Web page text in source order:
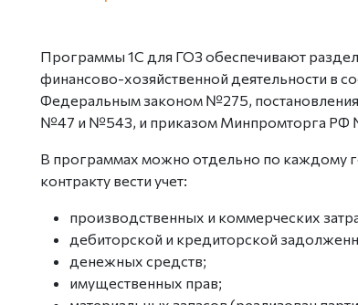
Программы 1С для ГОЗ обеспечивают
финансово-хозяйственной деятельности в
Федеральным законом №275,
№47 и №543, и приказом Минпромторга РФ
В программах можно отдельно по каждому
контракту вести учет:
производственных и коммерческих
дебиторской и кредиторской
денежных средств;
имущественных прав;